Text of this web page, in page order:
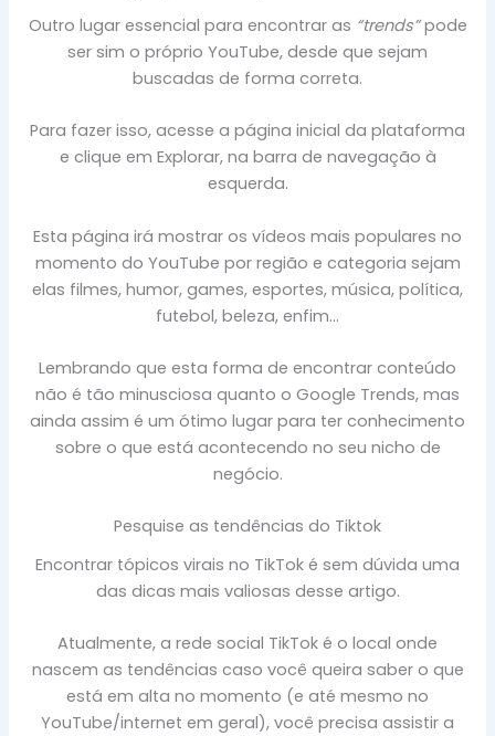
Outro lugar essencial para encontrar as “trends”pode
ser sim o próprio YouTube, desde que sejam
buscadas de forma correta.
Para fazer isso, acesse a página inicial da plataforma
e clique em Explorar, na barra de navegação à
esquerda.
Esta página irá mostrar os vídeos mais populares no
momento do YouTube por região e categoria sejam
elas filmes, humor, games, esportes, música, política,
futebol, beleza, enfim…
Lembrando que esta forma de encontrar conteúdo
não é tão minusciosa quanto o Google Trends, mas
ainda assim é um ótimo lugar para ter conhecimento
sobre o que está acontecendo no seu nicho de
negócio.
Pesquise as tendências do Tiktok
Encontrar tópicos virais no TikTok é sem dúvida uma
das dicas mais valiosas desse artigo.
Atualmente, a rede social TikTok é o local onde
nascem as tendências caso você queira saber o que
está em alta no momento (e até mesmo no
YouTube/internet em geral), você precisa assistir a